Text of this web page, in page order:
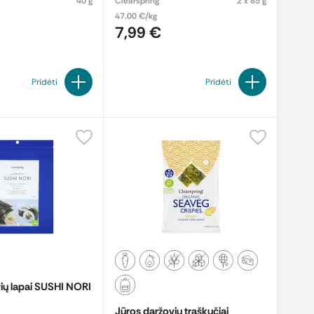
Pridėti
47.00 €/kg
7,99 €
Pridėti
lapai SUSHI NORI
Jūros daržovių traškučiai